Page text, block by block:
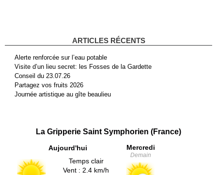
ARTICLES RÉCENTS
Alerte renforcée sur l’eau potable
Visite d’un lieu secret: les Fosses de la Gardette
Conseil du 23.07.26
Partagez vos fruits 2026
Journée artistique au gîte beaulieu
La Gripperie Saint Symphorien (France)
Aujourd'hui
Temps clair
Vent : 2.4 km/h
Mercredi
Demain